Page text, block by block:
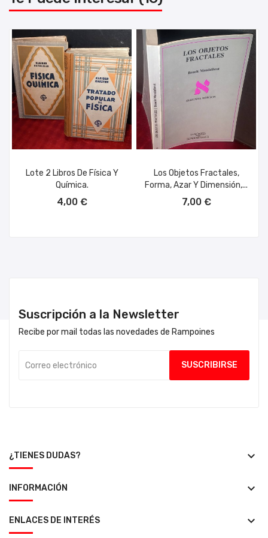
Lote 2 Libros De Física Y
Química.
4,00 €
Los Objetos Fractales,
Forma, Azar Y Dimensión,...
7,00 €
Suscripción a la Newsletter
Recibe por mail todas las novedades de Rampoines
¿TIENES DUDAS? keyboard_arrow_down
INFORMACIÓN keyboard_arrow_down
ENLACES DE INTERÉS keyboard_arrow_down